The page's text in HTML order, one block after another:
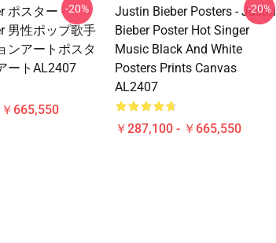
ポスター -
男性ポップ歌手
ンアートポスタ
ートAL2407
665,550
-20%
Justin Bieber Posters - Justin
Bieber Poster Hot Singer
Music Black And White
Posters Prints Canvas
AL2407
￥287,100 - ￥665,550
-20%